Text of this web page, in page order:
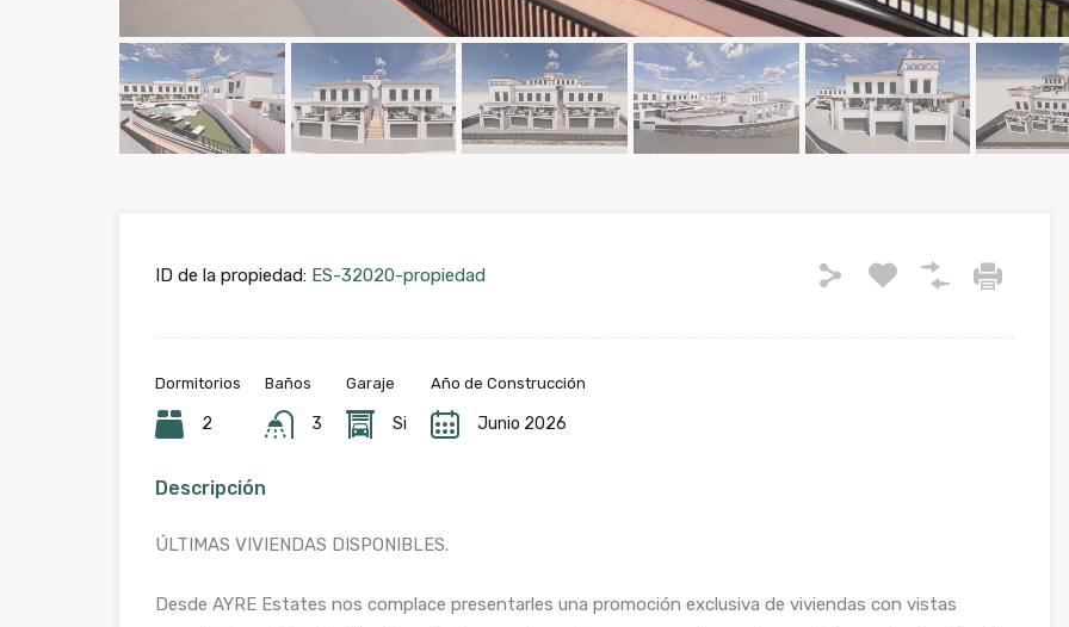
ID de la propiedad: ES-32020-propiedad
Dormitorios
2
Baños
3
Garaje
Si
Año de Construcción
Junio 2026
Descripción
ÚLTIMAS VIVIENDAS DISPONIBLES.
Desde AYRE Estates nos complace presentarles una promoción exclusiva de viviendas con vistas